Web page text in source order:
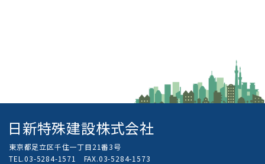
日新特殊建設株式会社
東京都足立区千住一丁目21番3号
TEL.03-5284-1571 FAX.03-5284-1573